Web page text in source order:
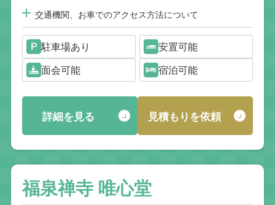
交通機関、お車でのアクセス方法について
駐車場あり
安置可能
面会可能
宿泊可能
詳細を見る 見積もりを依頼
福泉禅寺 唯心堂